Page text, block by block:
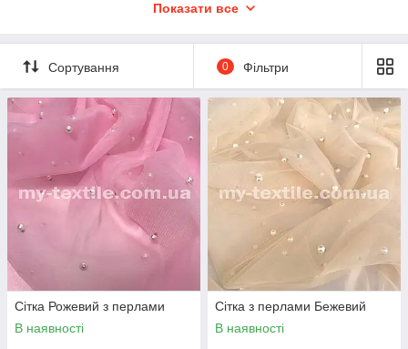
роздрібною ціною за товар)
Увага!Мінімальний відріз тканини від 1-го пог.м
одного кольору
Показати все
Сортування 0 Фільтри
Сітка Рожевий з перлами
В наявності
Сітка з перлами Бежевий
В наявності